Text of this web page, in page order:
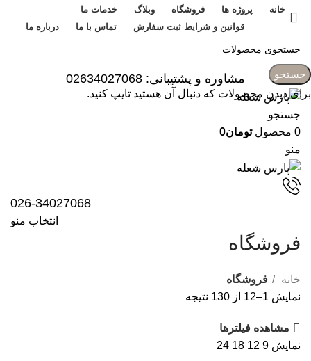
خانه پروژه ها فروشگاه وبلاگ
خدمات ما
قوانین و شرایط ثبت سفارش
تماس با ما درباره ما
مشاوره و پشتیبانی: 02634027068
جستجو
0 محصول تومان0
منو
026-34027068
انتخاب منو
فروشگاه
خانه
فروشگاه
نمایش 1–12 از 130 نتیجه
مشاهده فیلترها
نمایش 9
12
18
24
جستجو
برای دیدن محصولات که دنبال آن هستید تایپ کنید.